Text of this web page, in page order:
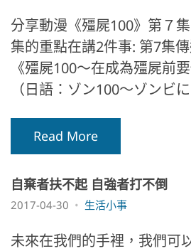
分享動漫《殭屍100》第７
集的重點在講2件事: 第7集
《殭屍100～在成為殭屍前
（日語：ゾン100～ゾンビ
Read More
自棄者扶不起 自強者打不倒
2017-04-30 生活小事
未來在我們的手裡，我們可